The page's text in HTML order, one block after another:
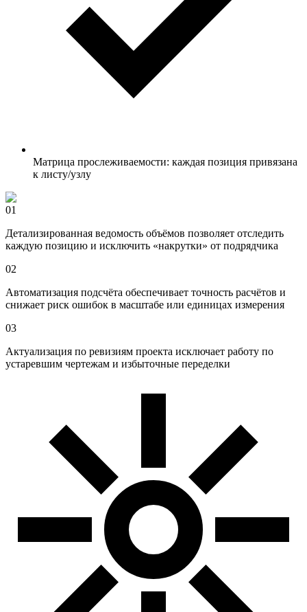
Матрица прослеживаемости: каждая позиция привязана
к листу/узлу
01
Детализированная ведомость объёмов позволяет отследить
каждую позицию и исключить «накрутки» от подрядчика
02
Автоматизация подсчёта обеспечивает точность расчётов и
снижает риск ошибок в масштабе или единицах измерения
03
Актуализация по ревизиям проекта исключает работу по
устаревшим чертежам и избыточные переделки